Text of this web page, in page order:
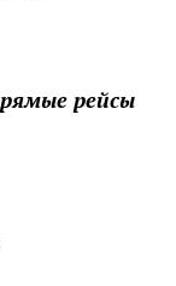
рейсы